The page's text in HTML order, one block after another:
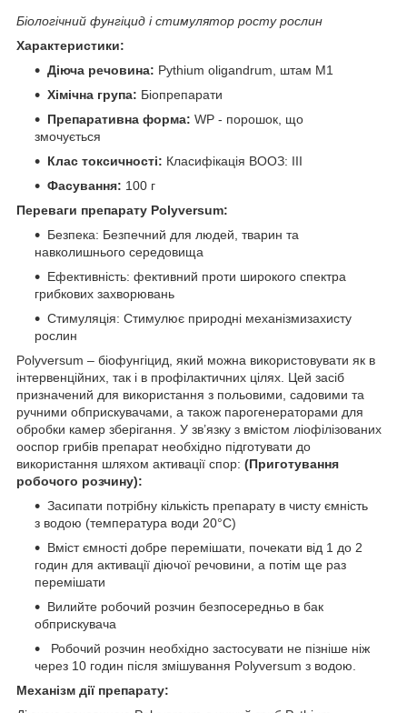
Біологічний фунгіцид і стимулятор росту рослин
Характеристики:
Діюча речовина: Pythium oligandrum, штам М1
Хімічна група: Біопрепарати
Препаративна форма: WР - порошок, що
змочується
Клас токсичності: Класифікація ВООЗ: III
Фасування: 100 г
Переваги препарату Polyversum:
Безпека: Безпечний для людей, тварин та
навколишнього середовища
Ефективність: фективний проти широкого спектра
грибкових захворювань
Стимуляція: Стимулює природні механізмизахисту
рослин
Polyversum – біофунгіцид, який можна використовувати як в
інтервенційних, так і в профілактичних цілях. Цей засіб
призначений для використання з польовими, садовими та
ручними обприскувачами, а також парогенераторами для
обробки камер зберігання. У зв’язку з вмістом ліофілізованих
ооспор грибів препарат необхідно підготувати до
використання шляхом активації спор: (Приготування
робочого розчину):
Засипати потрібну кількість препарату в чисту ємність
з водою (температура води 20°C)
Вміст ємності добре перемішати, почекати від 1 до 2
годин для активації діючої речовини, а потім ще раз
перемішати
Вилийте робочий розчин безпосередньо в бак
обприскувача
Робочий розчин необхідно застосувати не пізніше ніж
через 10 годин після змішування Polyversum з водою.
Механізм дії препарату: